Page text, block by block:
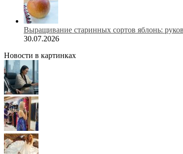
Выращивание старинных сортов яблонь:
30.07.2026
Новости в картинках